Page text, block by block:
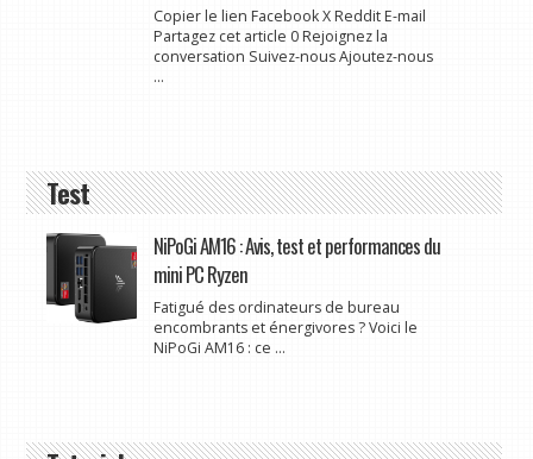
Copier le lien Facebook X Reddit E-mail
Partagez cet article 0 Rejoignez la
conversation Suivez-nous Ajoutez-nous
...
Test
NiPoGi AM16 : Avis, test et performances du
mini PC Ryzen
Fatigué des ordinateurs de bureau
encombrants et énergivores ? Voici le
NiPoGi AM16 : ce ...